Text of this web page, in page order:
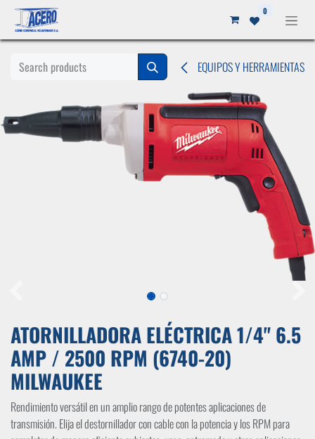
Ir al contenido 0
EQUIPOS Y HERRAMIENTAS
ATORNILLADORA ELÉCTRICA 1/4" 6.5
AMP / 2500 RPM (6740-20)
MILWAUKEE
Rendimiento versátil en un amplio rango de potentes aplicaciones de
transmisión. Elija el destornillador con cable con la potencia y los RPM para